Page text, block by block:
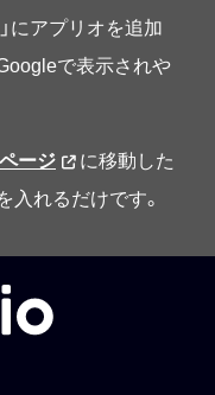
にアプリオを追加
で表示されや
ージ
に移動した
入れるだけです。